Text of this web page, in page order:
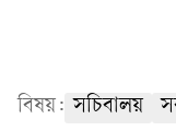
বিষয়: সচিবালয়